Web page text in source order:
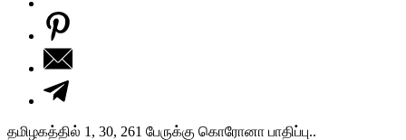
தமிழகத்தில் 1, 30, 261 பேருக்கு கொரோனா பாதிப்பு..